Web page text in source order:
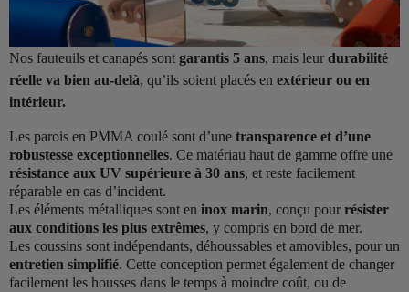
Nos fauteuils et canapés sont garantis 5 ans, mais leur durabilité
réelle va bien au-delà, qu’ils soient placés en extérieur ou en
intérieur.
Les parois en PMMA coulé sont d’une transparence et d’une
robustesse exceptionnelles. Ce matériau haut de gamme offre une
résistance aux UV supérieure à 30 ans, et reste facilement
réparable en cas d’incident.
Les éléments métalliques sont en inox marin, conçu pour résister
aux conditions les plus extrêmes, y compris en bord de mer.
Les coussins sont indépendants, déhoussables et amovibles, pour un
entretien simplifié. Cette conception permet également de changer
facilement les housses dans le temps à moindre coût, ou de